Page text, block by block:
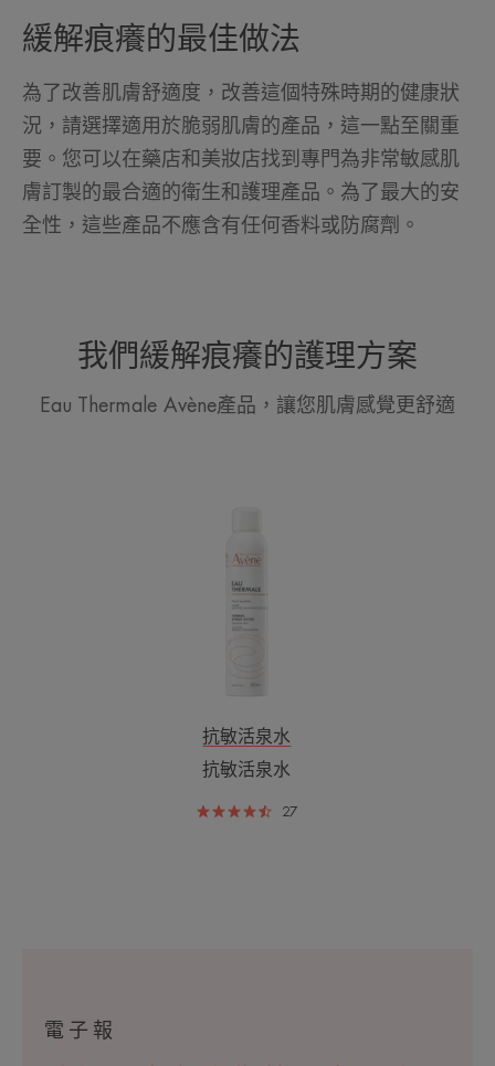
緩解痕癢的最佳做法
為了改善肌膚舒適度，改善這個特殊時期的健康狀
況，請選擇適用於脆弱肌膚的產品，這一點至關重
要。您可以在藥店和美妝店找到專門為非常敏感肌
膚訂製的最合適的衛生和護理產品。為了最大的安
全性，這些產品不應含有任何香料或防腐劑。
我們緩解痕癢的護理方案
Eau Thermale Avène產品，讓您肌膚感覺更舒適
活
水
抗敏活泉水
抗敏活泉水
27
電子報